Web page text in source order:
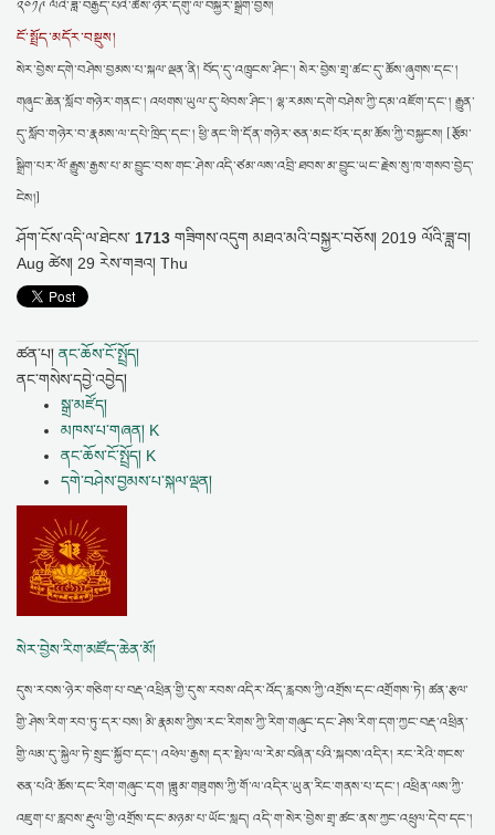
༢༠༡༩ ལོའི་ཟླ་བརྒྱད་པའི་ཚེས་ཉེར་དགུ་ལ་བསྐྱར་སྒྲིག་བྱས།
ངོ་སྤྲོད་མདོར་བསྡུས།
སེར་བྱེས་དགེ་བཤེས་བྱམས་པ་སྐལ་ལྡན་ནི། བོད་དུ་འཁྲུངས་ཤིང་། སེར་བྱེས་གྲྭ་ཚང་དུ་ཆོས་ཞུགས་དང་།
གཞུང་ཆེན་སློབ་གཉེར་གནང་། འཕགས་ཡུལ་དུ་ཕེབས་ཤིང་། ལྷ་རམས་དགེ་བཤེས་ཀྱི་དམ་འཇོག་དང་། རྒྱུན་
དུ་སློབ་གཉེར་བ་རྣམས་ལ་དཔེ་ཁྲིད་དང་། ཕྱི་ནང་གི་དོན་གཉེར་ཅན་མང་པོར་དམ་ཆོས་ཀྱི་བསྐྱངས། [རྩོམ་
སྒྲིག་པར་ལོ་རྒྱུས་རྒྱས་པ་མ་བྱུང་བས་གང་ཤེས་འདི་ཙམ་ལས་འབྲི་ཐབས་མ་བྱུང་ཡང་རྗེས་སུ་ཁ་གསབ་བྱེད་
ངེས།]
ཤོག་ངོས་འདི་ལ་ཐེངས་ 1713 གཟིགས་འདུག མཐའ་མའི་བསྐྱར་བཅོས། 2019 ལོའི་ཟླ་བ།
Aug ཚེས། 29 རེས་གཟའ། Thu
ཚན་པ། ནང་ཆོས་ངོ་སྤྲོད།
ནང་གསེས་དབྱེ་འབྱེད།
སྒྲ་མཛོད།
མཁས་པ་གཞན། K
ནང་ཆོས་ངོ་སྤྲོད། K
དགེ་བཤེས་བྱམས་པ་སྐལ་ལྡན།
སེར་བྱེས་རིག་མཛོད་ཆེན་མོ།
དུས་རབས་ཉེར་གཅིག་པ་བརྡ་འཕྲིན་གྱི་དུས་རབས་འདིར་འོད་རླབས་ཀྱི་འགྲོས་དང་འགྲོགས་ཏེ། ཚན་རྩལ་
གྱི་ཤེས་རིག་རབ་ཏུ་དར་བས། མི་རྣམས་ཀྱིས་རང་རིགས་ཀྱི་རིག་གཞུང་དང་ཤེས་རིག་དག་ཀྱང་བརྡ་འཕྲིན་
གྱི་ལམ་དུ་སྐྱེལ་ཏེ་སྲུང་སྐྱོབ་དང་། འཕེལ་རྒྱས། དར་སྤེལ་ལ་རེམ་བཞིན་པའི་སྐབས་འདིར། རང་རེའི་གངས་
ཅན་པའི་ཆོས་དང་རིག་གཞུང་དག །ཟླུམ་གཟུགས་ཀྱི་གོ་ལ་འདིར་ཡུན་རིང་གནས་པ་དང་། འཕྲིན་ལས་ཀྱི་
འཇུག་པ་རླབས་རྡུལ་གྱི་འགྲོས་དང་མཉམ་པ་ཡོང་སླད། འདི་ག་སེར་བྱེས་གྲྭ་ཚང་ནས་ཀྱང་འཕྲུལ་དེབ་དང་།